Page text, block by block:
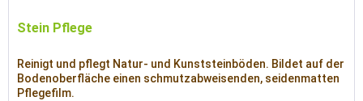
Stein Pflege
Reinigt und pflegt Natur- und Kunststeinböden. Bildet auf der
Bodenoberfläche einen schmutzabweisenden, seidenmatten
Pflegefilm.